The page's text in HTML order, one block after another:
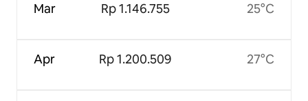
Mar
Apr
Rp 1.146.755
Rp 1.200.509
25°C
27°C